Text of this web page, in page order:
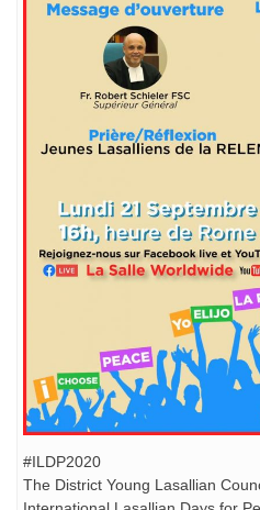
#ILDP2020
The District Young Lasallian